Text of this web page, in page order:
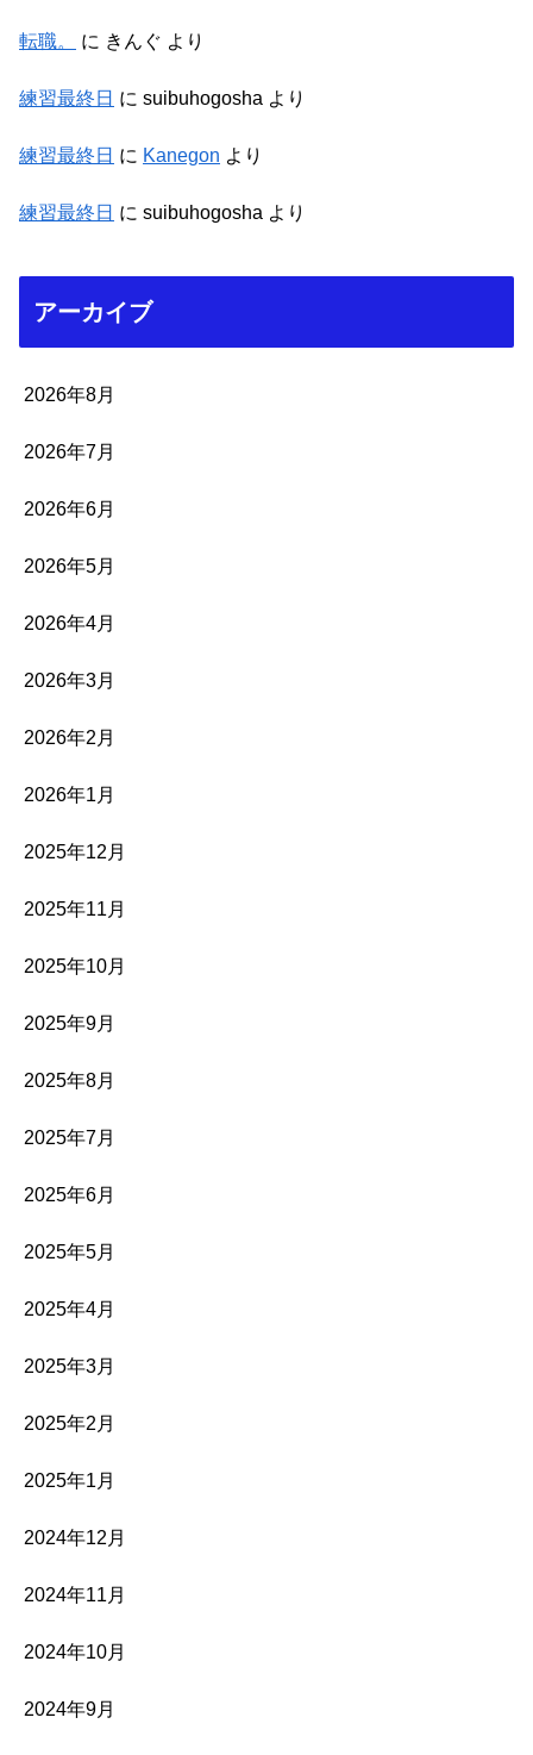
転職。 に きんぐ より
練習最終日 に suibuhogosha より
練習最終日 に Kanegon より
練習最終日 に suibuhogosha より
アーカイブ
2026年8月
2026年7月
2026年6月
2026年5月
2026年4月
2026年3月
2026年2月
2026年1月
2025年12月
2025年11月
2025年10月
2025年9月
2025年8月
2025年7月
2025年6月
2025年5月
2025年4月
2025年3月
2025年2月
2025年1月
2024年12月
2024年11月
2024年10月
2024年9月